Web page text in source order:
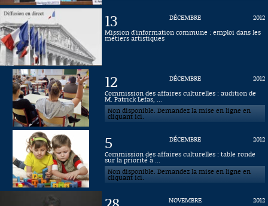
Connaissance, Histoire
13 DÉCEMBRE
2012
Mission d'information commune : emploi dans les
métiers artistiques
12 DÉCEMBRE
2012
Commission des affaires culturelles : audition de
M. Patrick Lefas, ...
Non disponible. Demandez la mise en ligne en
cliquant ici.
5 DÉCEMBRE
2012
Commission des affaires culturelles : table ronde
sur la priorité à ...
Non disponible. Demandez la mise en ligne en
cliquant ici.
NOVEMBRE
2012